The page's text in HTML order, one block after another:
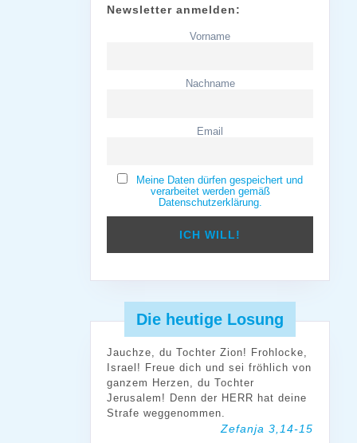
Newsletter anmelden:
Vorname
Nachname
Email
Meine Daten dürfen gespeichert und
verarbeitet werden gemäß
Datenschutzerklärung.
Die heutige Losung
Jauchze, du Tochter Zion! Frohlocke,
Israel! Freue dich und sei fröhlich von
ganzem Herzen, du Tochter
Jerusalem! Denn der HERR hat deine
Strafe weggenommen.
Zefanja 3,14-15